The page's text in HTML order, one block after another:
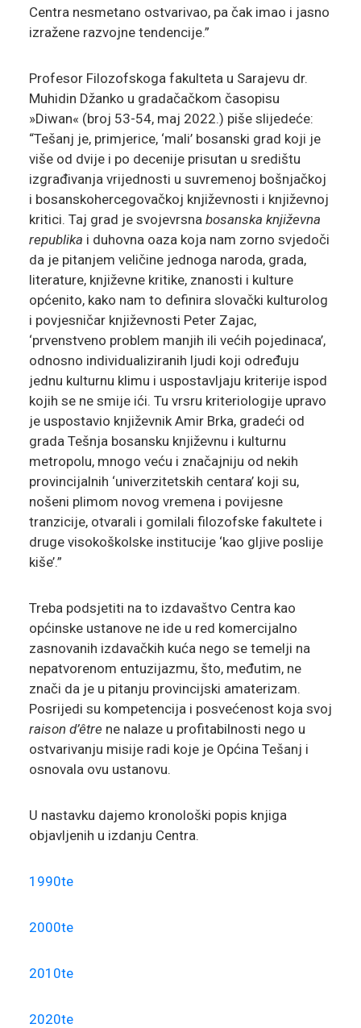
Centra nesmetano ostvarivao, pa čak imao i jasno
izražene razvojne tendencije.”
Profesor Filozofskoga fakulteta u Sarajevu dr.
Muhidin Džanko u gradačačkom časopisu
»Diwan« (broj 53-54, maj 2022.) piše slijedeće:
“Tešanj je, primjerice, ‘mali’ bosanski grad koji je
više od dvije i po decenije prisutan u središtu
izgrađivanja vrijednosti u suvremenoj bošnjačkoj
i bosanskohercegovačkoj književnosti i književnoj
kritici. Taj grad je svojevrsna bosanska književna
republika i duhovna oaza koja nam zorno svjedoči
da je pitanjem veličine jednoga naroda, grada,
literature, književne kritike, znanosti i kulture
općenito, kako nam to definira slovački kulturolog
i povjesničar književnosti Peter Zajac,
‘prvenstveno problem manjih ili većih pojedinaca’,
odnosno individualiziranih ljudi koji određuju
jednu kulturnu klimu i uspostavljaju kriterije ispod
kojih se ne smije ići. Tu vrsru kriteriologije upravo
je uspostavio književnik Amir Brka, gradeći od
grada Tešnja bosansku književnu i kulturnu
metropolu, mnogo veću i značajniju od nekih
provincijalnih ‘univerzitetskih centara’ koji su,
nošeni plimom novog vremena i povijesne
tranzicije, otvarali i gomilali filozofske fakultete i
druge visokoškolske institucije ‘kao gljive poslije
kiše’.”
Treba podsjetiti na to izdavaštvo Centra kao
općinske ustanove ne ide u red komercijalno
zasnovanih izdavačkih kuća nego se temelji na
nepatvorenom entuzijazmu, što, međutim, ne
znači da je u pitanju provincijski amaterizam.
Posrijedi su kompetencija i posvećenost koja svoj
raison d’être ne nalaze u profitabilnosti nego u
ostvarivanju misije radi koje je Općina Tešanj i
osnovala ovu ustanovu.
U nastavku dajemo kronološki popis knjiga
objavljenih u izdanju Centra.
1990te
2000te
2010te
2020te